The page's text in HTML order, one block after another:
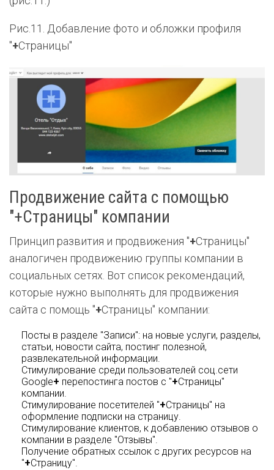
Рис.11. Добавление фото и обложки профиля
"+Страницы"
Продвижение сайта с помощью
"+Страницы" компании
Принцип развития и продвижения "+Страницы"
аналогичен продвижению группы компании в
социальных сетях. Вот список рекомендаций,
которые нужно выполнять для продвижения
сайта с помощь "+Страницы" компании:
Посты в разделе "Записи": на новые услуги, разделы,
статьи, новости сайта, постинг полезной,
развлекательной информации.
Стимулирование среди пользователей соц.сети
Google+ перепостинга постов с "+Страницы"
компании.
Стимулирование посетителей "+Страницы" на
оформление подписки на страницу.
Стимулирование клиентов, к добавлению отзывов о
компании в разделе "Отзывы".
Получение обратных ссылок с других ресурсов на
"+Страницу".